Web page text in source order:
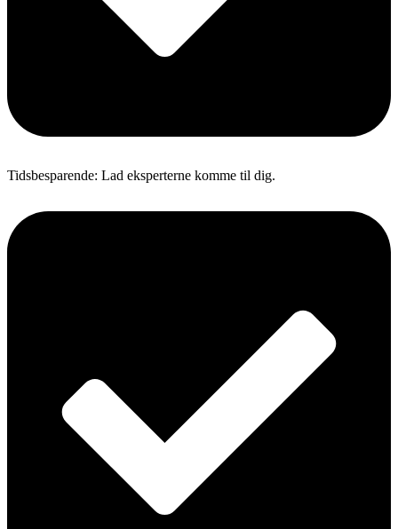
Tidsbesparende: Lad eksperterne komme til dig.